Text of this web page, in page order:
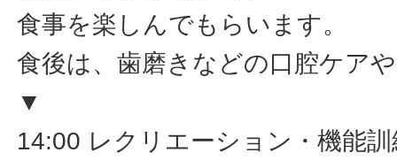
食事を楽しんでもらいます。
食後は、歯磨きなどの口腔ケア
▼
14:00 レクリエーション・機能